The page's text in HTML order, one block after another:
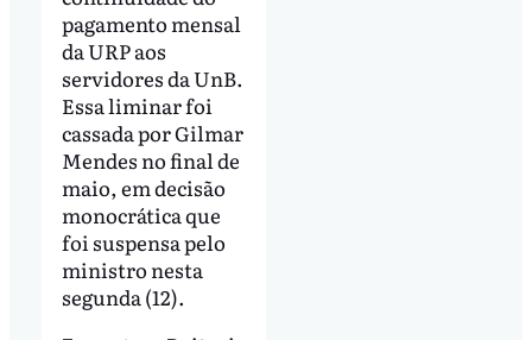
pagamento mensal
da URP aos
servidores da UnB.
Essa liminar foi
cassada por Gilmar
Mendes no final de
maio, em decisão
monocrática que
foi suspensa pelo
ministro nesta
segunda (12).